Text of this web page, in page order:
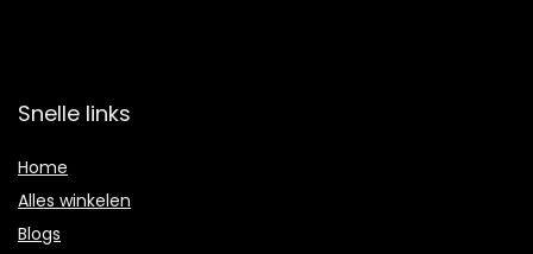
Snelle links
Home
Alles winkelen
Blogs